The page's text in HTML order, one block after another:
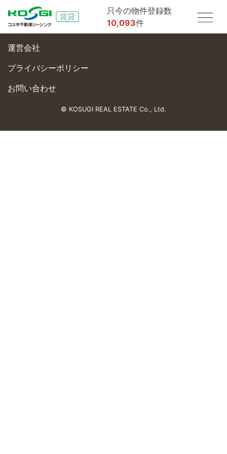
只今の物件登録数
10,093件
運営会社
プライバシーポリシー
お問い合わせ
© KOSUGI REAL ESTATE Co., Ltd.